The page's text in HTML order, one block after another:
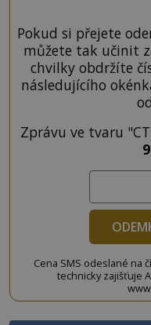
Pokud si přejete
můžete tak učinit
chvilky obdržíte
následujícího
Zprávu ve tvaru
Cena SMS odeslané na
technicky zajišťuje